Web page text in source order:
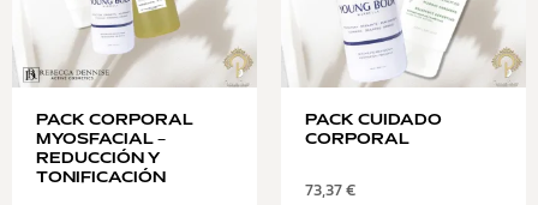
PACK CORPORAL
MYOSFACIAL –
REDUCCIÓN Y
TONIFICACIÓN
PACK CUIDADO
CORPORAL
73,37€